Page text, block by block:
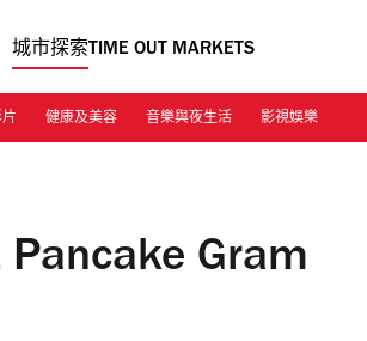
城市探索TIME OUT MARKETS
健康及美容 音樂與夜生活 影視娛樂
Gram